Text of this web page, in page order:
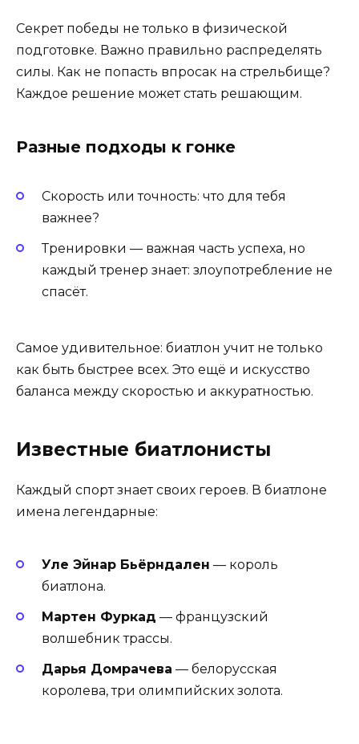
Секрет победы не только в физической
подготовке. Важно правильно распределять
силы. Как не попасть впросак на стрельбище?
Каждое решение может стать решающим.
Разные подходы к гонке
Скорость или точность: что для тебя
важнее?
Тренировки — важная часть успеха, но
каждый тренер знает: злоупотребление не
спасёт.
Самое удивительное: биатлон учит не только
как быть быстрее всех. Это ещё и искусство
баланса между скоростью и аккуратностью.
Известные биатлонисты
Каждый спорт знает своих героев. В биатлоне
имена легендарные:
Уле Эйнар Бьёрндален — король
биатлона.
Мартен Фуркад — французский
волшебник трассы.
Дарья Домрачева — белорусская
королева, три олимпийских золота.